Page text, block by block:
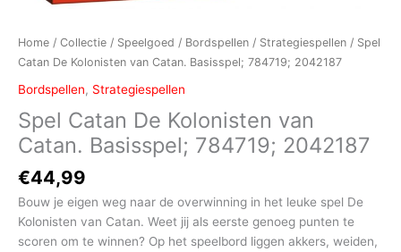
Home / Collectie / Speelgoed / Bordspellen / Strategiespellen / Spel
Catan De Kolonisten van Catan. Basisspel; 784719; 2042187
Bordspellen, Strategiespellen
Spel Catan De Kolonisten van
Catan. Basisspel; 784719; 2042187
€44,99
Bouw je eigen weg naar de overwinning in het leuke spel De
Kolonisten van Catan. Weet jij als eerste genoeg punten te
scoren om te winnen? Op het speelbord liggen akkers, weiden,